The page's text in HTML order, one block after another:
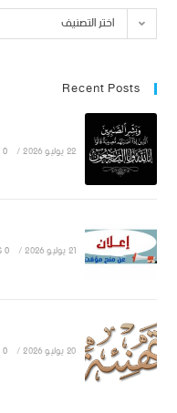
اختر التصنيف
Recent Posts
22 يوليو 2026 /
0 COMMENTS
21 يوليو 2026 /
0 COMMENTS
20 يوليو 2026 /
0 COMMENTS